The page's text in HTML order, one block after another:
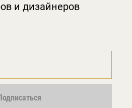
и дизайнеров